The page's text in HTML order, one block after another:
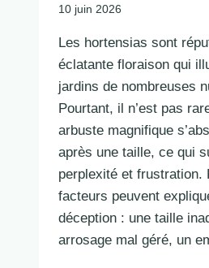
10 juin 2026
Les hortensias sont
éclatante floraison qui
jardins de nombreuses
Pourtant, il n’est pas
arbuste magnifique
après une taille, ce qui
perplexité et frustration.
facteurs peuvent
déception : une taille
arrosage mal géré, un